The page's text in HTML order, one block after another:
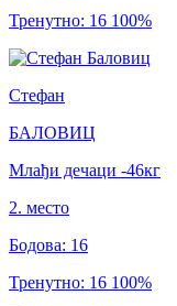
Тренутно: 16 100%
Стефан
БАЛОВИЦ
Млађи дечаци -46кг
2. место
Бодова: 16
Тренутно: 16 100%